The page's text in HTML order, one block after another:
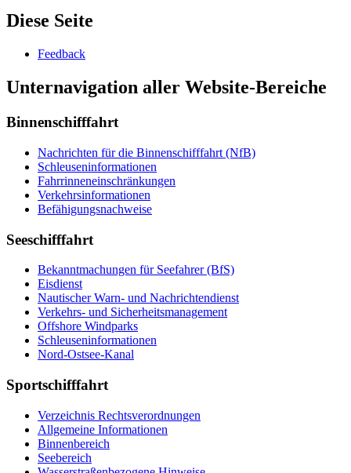
Diese Seite
Feedback
Unternavigation aller Website-Bereiche
Binnenschifffahrt
Nachrichten für die Binnenschifffahrt (NfB)
Schleuseninformationen
Fahrrinneneinschränkungen
Verkehrsinformationen
Befähigungsnachweise
Seeschifffahrt
Bekanntmachungen für Seefahrer (BfS)
Eisdienst
Nautischer Warn- und Nachrichtendienst
Verkehrs- und Sicherheitsmanagement
Offshore Windparks
Schleuseninformationen
Nord-Ostsee-Kanal
Sportschifffahrt
Verzeichnis Rechtsverordnungen
Allgemeine Informationen
Binnenbereich
Seebereich